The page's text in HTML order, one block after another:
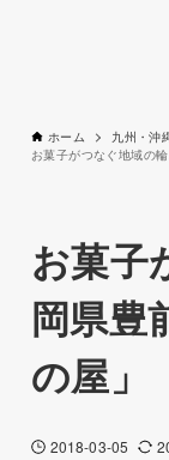
ホーム
九州・沖
お菓子がつなぐ地域の
お菓子
岡県豊
の屋」
2018-03-05